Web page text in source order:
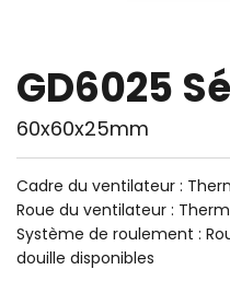
GD6025
60x60x25mm
Cadre du ventilateur :
Roue du ventilateur :
Système de roulement :
douille disponibles